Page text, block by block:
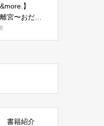
】
宮〜おだし
〜」京都駅
ン！ だしま
書籍紹介